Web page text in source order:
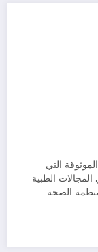
التي
الطبية
منظمة الصحة